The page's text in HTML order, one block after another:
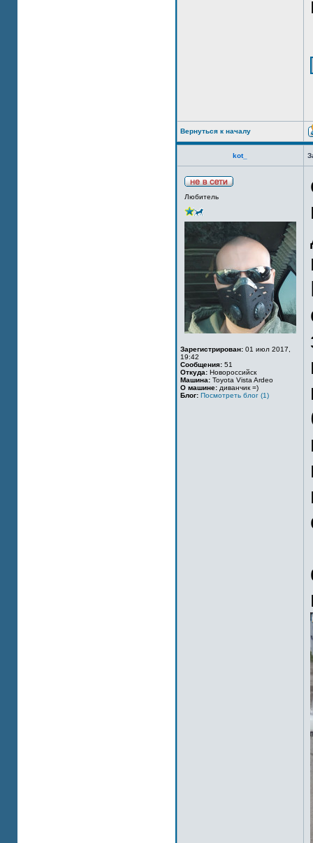
Вернуться к началу
kot_
Любитель
Зарегистрирован: 01 июл 2017,
19:42
Сообщения: 51
Откуда: Новороссийск
Машина: Toyota Vista Ardeo
О машине: диванчик =)
Блог: Посмотреть блог (1)